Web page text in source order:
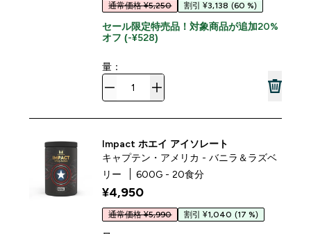
通常価格 ¥5,250 割引 ¥3,138 (60 %)
セール限定特売品！対象商品が追加20%
オフ (-¥528)
量：
Impact ホエイ アイソレート
キャプテン・アメリカ - バニラ＆ラズベ
リー
600G - 20食分
¥4,950‎
通常価格 ¥5,990 割引 ¥1,040 (17 %)